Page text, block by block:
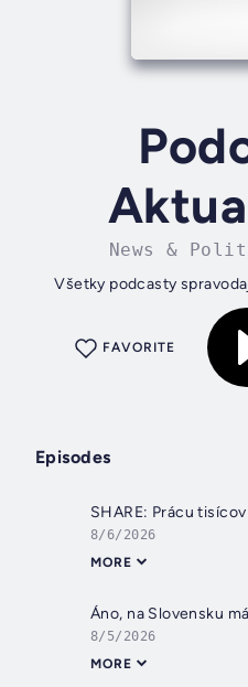
News &
Všetky podcasty
FAVORITE
Episodes
8/6/2026
MORE
8/5/2026
MORE